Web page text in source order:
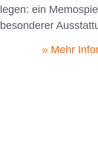
legen: ein
besonderer
» Mehr